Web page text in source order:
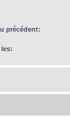
précédent: